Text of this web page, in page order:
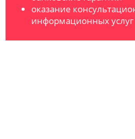
оказание
информационных услуг